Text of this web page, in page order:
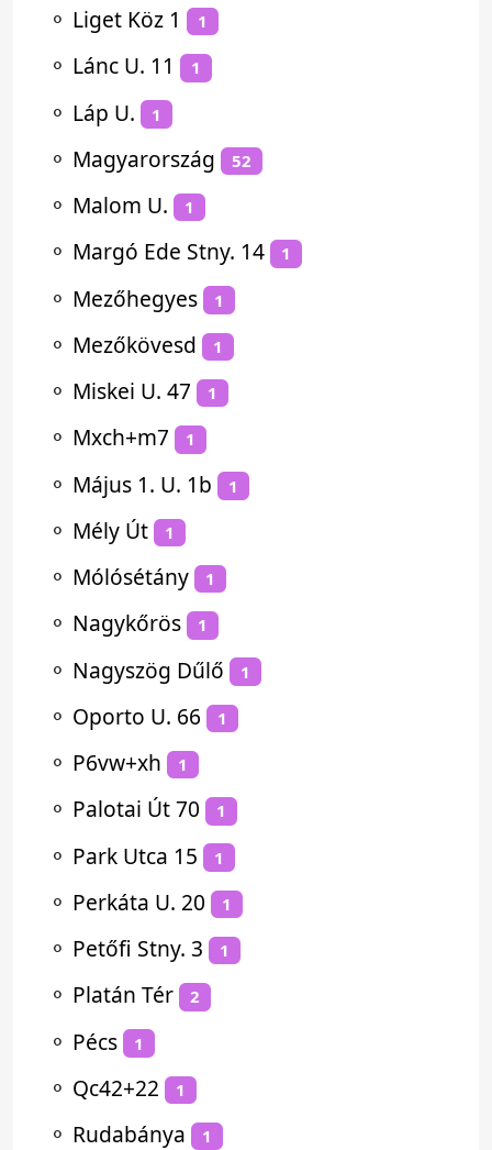
⚬ Liget Köz 1 1
⚬ Lánc U. 11 1
⚬ Láp U. 1
⚬ Magyarország 52
⚬ Malom U. 1
⚬ Margó Ede Stny. 14 1
⚬ Mezőhegyes 1
⚬ Mezőkövesd 1
⚬ Miskei U. 47 1
⚬ Mxch+m7 1
⚬ Május 1. U. 1b 1
⚬ Mély Út 1
⚬ Mólósétány 1
⚬ Nagykőrös 1
⚬ Nagyszög Dűlő 1
⚬ Oporto U. 66 1
⚬ P6vw+xh 1
⚬ Palotai Út 70 1
⚬ Park Utca 15 1
⚬ Perkáta U. 20 1
⚬ Petőfi Stny. 3 1
⚬ Platán Tér 2
⚬ Pécs 1
⚬ Qc42+22 1
⚬ Rudabánya 1